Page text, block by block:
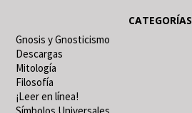
CATEGORÍAS
Gnosis y Gnosticismo
Descargas
Mitología
Filosofía
¡Leer en línea!